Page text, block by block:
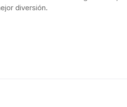
diversión.